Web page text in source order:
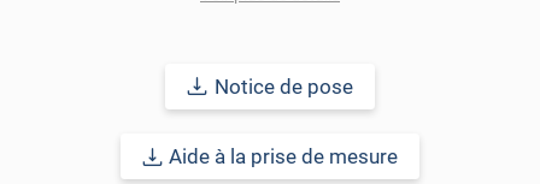
Outre son esthétique enchanteresse, ce film offre également des
paroi vitrée grâce à de l'eau savonneuse, il se décline sur une
largeur de 150 cm.
Notice de pose
Aide à la prise de mesure